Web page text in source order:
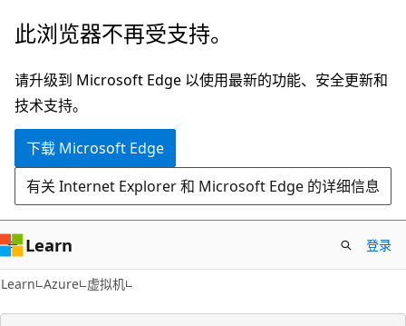
跳
主
要
内
此浏览器不再受支持。
请升级到 Microsoft Edge 以使用最新的功能、安全更新和
技术支持。
下载 Microsoft Edge
有关 Internet Explorer 和 Microsoft Edge 的详细信息
Learn 登录
Learn Azure 虚拟机